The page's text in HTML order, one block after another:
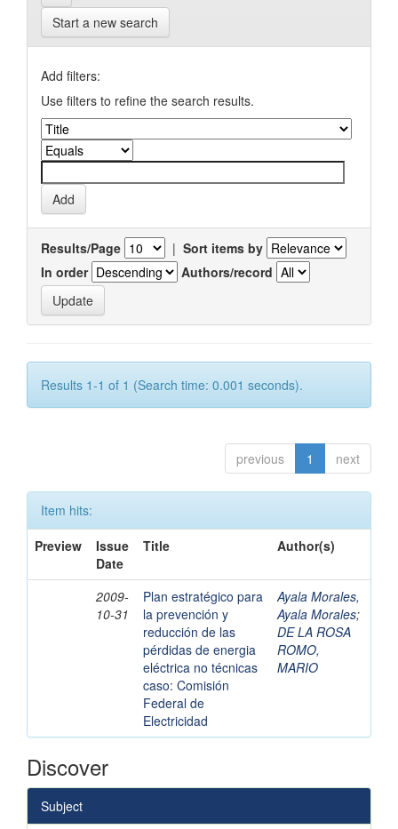
Start a new search
Add filters:
Use filters to refine the search results.
Results/Page | Sort items by
In order
Authors/record
Results 1-1 of 1 (Search time: 0.001 seconds).
previous 1 next
Item hits:
Preview
Issue
Date
Title Author(s)
2009-
10-31
Plan estratégico para
la prevención y
reducción de las
pérdidas de energia
eléctrica no técnicas
caso: Comisión
Federal de
Electricidad
Ayala Morales,
Ayala Morales;
DE LA ROSA
ROMO,
MARIO
Discover
Subject